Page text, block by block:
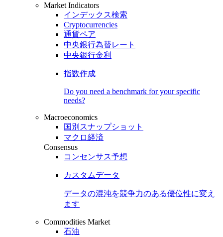
Market Indicators
インデックス検索
Cryptocurrencies
通貨ペア
中央銀行為替レート
中央銀行金利
指数作成
Do you need a benchmark for your specific
needs?
Macroeconomics
国別スナップショット
マクロ経済
Consensus
コンセンサス予想
カスタムデータ
データの混沌を競争力のある優位性に変え
ます
Commodities Market
石油